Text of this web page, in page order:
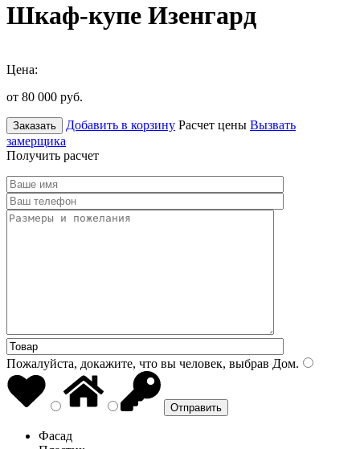
Шкаф-купе Изенгард
Цена:
от 80 000 руб.
Заказать Добавить в корзину Расчет цены Вызвать
замерщика
Получить расчет
Пожалуйста, докажите, что вы человек, выбрав Дом.
Фасад